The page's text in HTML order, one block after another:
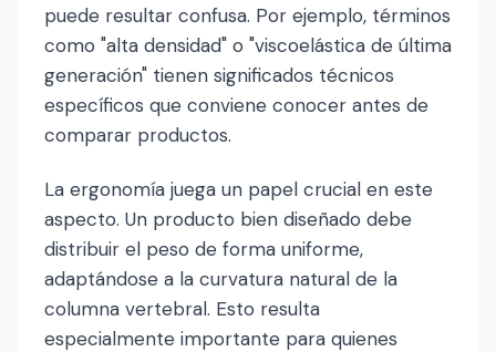
puede resultar confusa. Por ejemplo, términos
como "alta densidad" o "viscoelástica de última
generación" tienen significados técnicos
específicos que conviene conocer antes de
comparar productos.
La ergonomía juega un papel crucial en este
aspecto. Un producto bien diseñado debe
distribuir el peso de forma uniforme,
adaptándose a la curvatura natural de la
columna vertebral. Esto resulta
especialmente importante para quienes